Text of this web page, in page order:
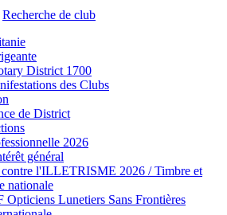
Recherche de club
District 1700
des Clubs
de District
2026
général
l'ILLETRISME 2026 / Timbre et
nationale
Opticiens Lunetiers Sans Frontières